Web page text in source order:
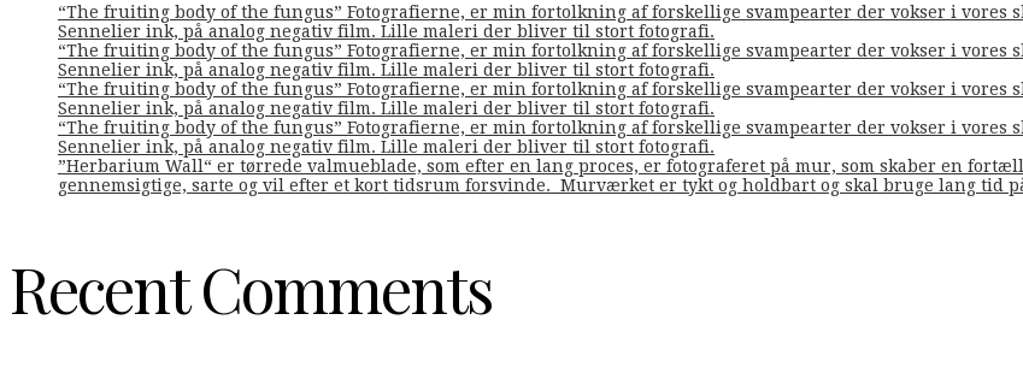
“The fruiting body of the fungus” Fotografierne, er min fortolkning af forskellige svampearter der vokser i vores
Sennelier ink, på analog negativ film. Lille maleri der bliver til stort fotografi.
“The fruiting body of the fungus” Fotografierne, er min fortolkning af forskellige svampearter der vokser i vores
Sennelier ink, på analog negativ film. Lille maleri der bliver til stort fotografi.
“The fruiting body of the fungus” Fotografierne, er min fortolkning af forskellige svampearter der vokser i vores
Sennelier ink, på analog negativ film. Lille maleri der bliver til stort fotografi.
“The fruiting body of the fungus” Fotografierne, er min fortolkning af forskellige svampearter der vokser i vores
Sennelier ink, på analog negativ film. Lille maleri der bliver til stort fotografi.
”Herbarium Wall“ er tørrede valmueblade, som efter en lang proces, er fotograferet på mur, som skaber en
gennemsigtige, sarte og vil efter et kort tidsrum forsvinde. Murværket er tykt og holdbart og skal bruge lang tid
Recent Comments